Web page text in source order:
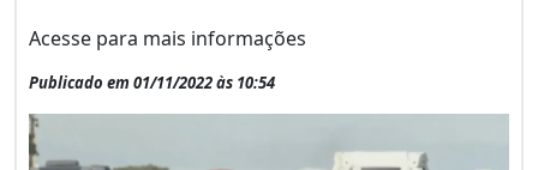
Acesse para mais informações
Publicado em 01/11/2022 às 10:54